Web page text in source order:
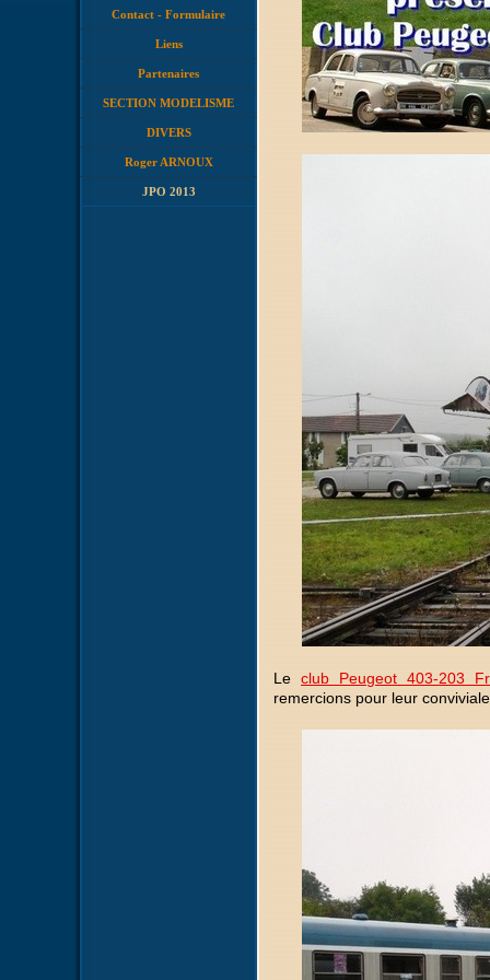
Contact - Formulaire
Liens
Partenaires
SECTION MODELISME
DIVERS
Roger ARNOUX
JPO 2013
Leclub Peugeot 403-203
remercions pour leur